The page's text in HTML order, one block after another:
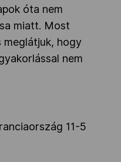
óta nem
miatt. Most
hogy
nem
11-5